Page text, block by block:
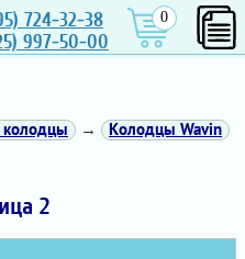
724-32-38
997-50-00
0
колодцы
→
Колодцы Wavin
2